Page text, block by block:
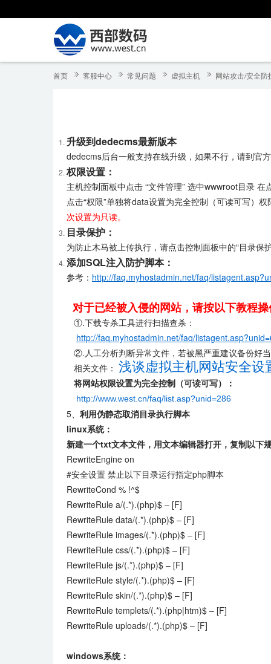
首页 客服中心 常见问题 虚拟主机 网站攻击/安全防
升级到dedecms最新版本
dedecms后台一般支持在线升级，如果不行，请到官
权限设置：
主机控制面板中点击 “文件管理” 选中wwwroot目录
点击“权限”单独将data设置为完全控制（可读可写）
次设置为只读。
目录保护：
为防止木马被上传执行，请点击控制面板中的“目录
添加SQL注入防护脚本：
参考： http://faq.myhostadmin.net/faq/
对于已经被入侵的网站，请按以下教程
①.下载专杀工具进行扫描查杀：
http://faq.myhostadmin.net/faq/
②.人工分析判断异常文件，若被黑严重建议备份好
相关文件： 浅谈虚拟主机网站安全设
将网站权限设置为完全控制（可读可写）：
http://www.west.cn/faq/list.asp?unid=286
5、 利用伪静态取消目录执行脚本
linux系统：
新建一个txt文本文件， 用文本编辑器打开， 复制以下
RewriteEngine on
#安全设置 禁止以下目录运行指定php脚本
RewriteCond % !^$
RewriteRule a/(.*).(php)$ – [F]
RewriteRule data/(.*).(php)$ – [F]
RewriteRule images/(.*).(php)$ – [F]
RewriteRule css/(.*).(php)$ – [F]
RewriteRule js/(.*).(php)$ – [F]
RewriteRule style/(.*).(php)$ – [F]
RewriteRule skin/(.*).(php)$ – [F]
RewriteRule templets/(.*).(php|htm)$ – [F]
RewriteRule uploads/(.*).(php)$ – [F]
windows系统：